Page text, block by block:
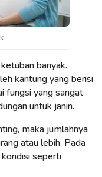
banyak.
kantung yang berisi
fungsi yang sangat
untuk janin.
maka jumlahnya
atau lebih. Pada
seperti